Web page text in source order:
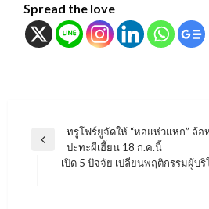
Spread the love
แนะแนว
Previous
ทรูโฟร์ยูจัดให้ “หอแห๋วแหก” ล้อ
ปะทะผีเฮี้ยน 18 ก.ค.นี้
เปิด 5 ปัจจัย เปลี่ยนพฤติกรรมผู้บริ